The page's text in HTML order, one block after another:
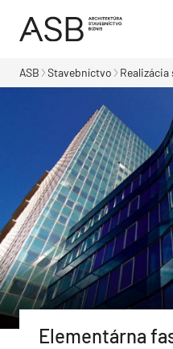
ASB Stavebníctvo Realizácia
Elementárna